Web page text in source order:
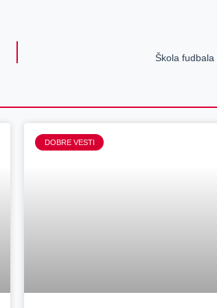
Škola
DOBRE VESTI